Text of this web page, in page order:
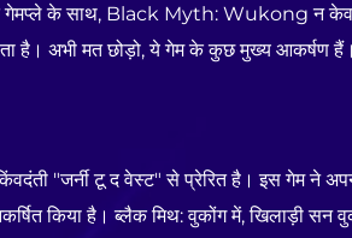
गेमप्ले के साथ, Black Myth: Wukong न
है। अभी मत छोड़ो, ये गेम के कुछ मुख्य आकर्षण
"जर्नी टू द वेस्ट" से प्रेरित है। इस गेम ने
किया है। ब्लैक मिथ: वुकोंग में, खिलाड़ी सन